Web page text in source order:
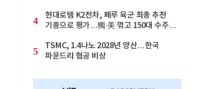
4
현대로템 K2전차, 페루 육군 최종 추천
기종으로 평가…獨·美 꺾고 150대 수주
5
TSMC, 1.4나노 2028년 양산…한국
파운드리 협공 비상